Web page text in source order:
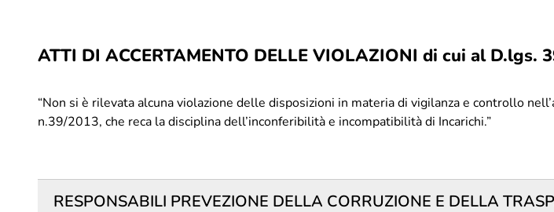
ATTI DI ACCERTAMENTO DELLE VIOLAZIONI di cui al D.lgs.
“Non si è rilevata alcuna violazione delle disposizioni in materia di vigilanza e controllo
n.39/2013, che reca la disciplina dell’inconferibilità e incompatibilità di Incarichi.”
RESPONSABILI PREVEZIONE DELLA CORRUZIONE E DELLA